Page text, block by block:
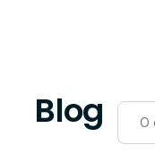
Blog